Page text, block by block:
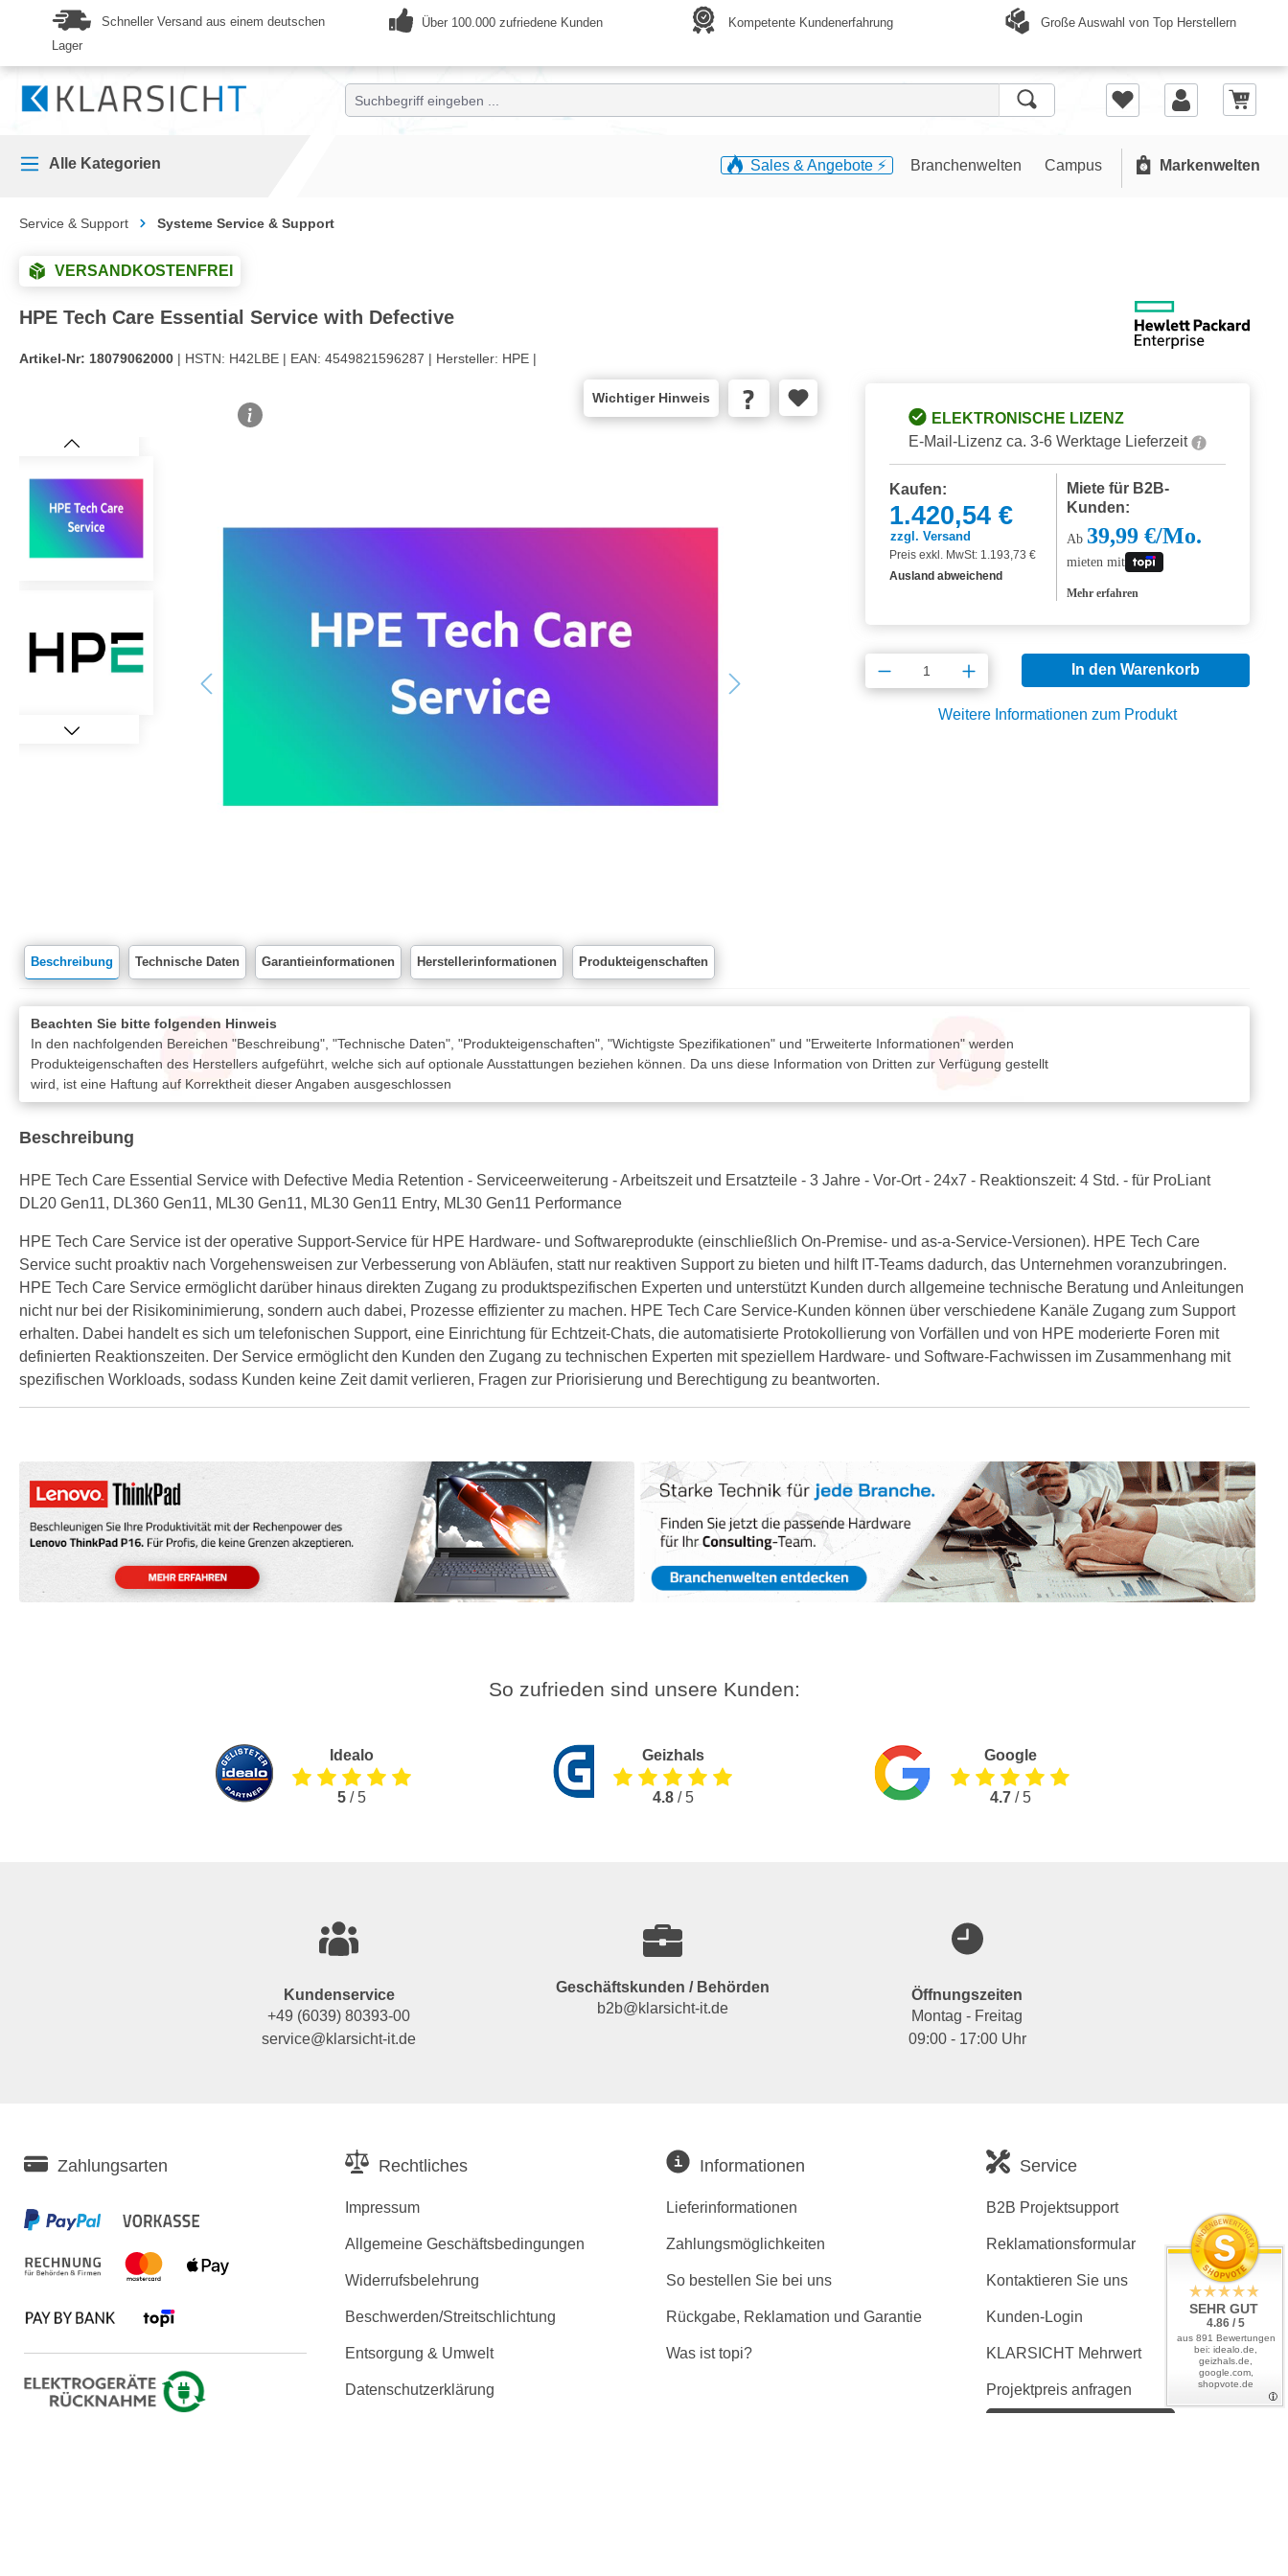
Zur Hauptnavigation springen
Schneller Versand aus einem deutschen
Lager
Über 100.000 zufriedene Kunden Kompetente Kundenerfahrung Große Auswahl von Top Herstellern
Alle Kategorien Sales & Angebote ⚡️ Branchenwelten Campus Markenwelten
Service & Support Systeme Service & Support
VERSANDKOSTENFREI
HPE Tech Care Essential Service with Defective
Artikel-Nr: 18079062000 | HSTN: H42LBE | EAN: 4549821596287 | Hersteller: HPE |
Wichtiger Hinweis
Bildergalerie überspringen
ELEKTRONISCHE LIZENZ
E-Mail-Lizenz ca. 3-6 Werktage Lieferzeit
Kaufen:
1.420,54 €
zzgl. Versand
Preis exkl. MwSt: 1.193,73 €
Ausland abweichend
Miete für B2B-
Kunden:
Ab 39,99 €/Mo.
mieten mit
Mehr erfahren
Produkt Anzahl: Gib den gewünschten
In den Warenkorb
Weitere Informationen zum Produkt
Beschreibung Technische Daten Garantieinformationen Herstellerinformationen Produkteigenschaften
Beachten Sie bitte folgenden Hinweis
In den nachfolgenden Bereichen "Beschreibung", "Technische Daten", "Produkteigenschaften", "Wichtigste Spezifikationen" und "Erweiterte Informationen" werden
Produkteigenschaften des Herstellers aufgeführt, welche sich auf optionale Ausstattungen beziehen können. Da uns diese Information von Dritten zur Verfügung gestellt
wird, ist eine Haftung auf Korrektheit dieser Angaben ausgeschlossen
Beschreibung
HPE Tech Care Essential Service with Defective Media Retention - Serviceerweiterung - Arbeitszeit und Ersatzteile - 3 Jahre - Vor-Ort - 24x7 - Reaktionszeit: 4 Std. - für ProLiant
DL20 Gen11, DL360 Gen11, ML30 Gen11, ML30 Gen11 Entry, ML30 Gen11 Performance
HPE Tech Care Service ist der operative Support-Service für HPE Hardware- und Softwareprodukte (einschließlich On-Premise- und as-a-Service-Versionen). HPE Tech Care
Service sucht proaktiv nach Vorgehensweisen zur Verbesserung von Abläufen, statt nur reaktiven Support zu bieten und hilft IT-Teams dadurch, das Unternehmen voranzubringen.
HPE Tech Care Service ermöglicht darüber hinaus direkten Zugang zu produktspezifischen Experten und unterstützt Kunden durch allgemeine technische Beratung und Anleitungen
nicht nur bei der Risikominimierung, sondern auch dabei, Prozesse effizienter zu machen. HPE Tech Care Service-Kunden können über verschiedene Kanäle Zugang zum Support
erhalten. Dabei handelt es sich um telefonischen Support, eine Einrichtung für Echtzeit-Chats, die automatisierte Protokollierung von Vorfällen und von HPE moderierte Foren mit
definierten Reaktionszeiten. Der Service ermöglicht den Kunden den Zugang zu technischen Experten mit speziellem Hardware- und Software-Fachwissen im Zusammenhang mit
spezifischen Workloads, sodass Kunden keine Zeit damit verlieren, Fragen zur Priorisierung und Berechtigung zu beantworten.
So zufrieden sind unsere Kunden:
Idealo
5/ 5
Geizhals
4.8/ 5
Google
4.7/ 5
Kundenservice
+49 (6039) 80393-00
service@klarsicht-it.de
Geschäftskunden / Behörden
b2b@klarsicht-it.de
Öffnungszeiten
Montag - Freitag
09:00 - 17:00 Uhr
Zahlungsarten Rechtliches
Impressum
Allgemeine Geschäftsbedingungen
Widerrufsbelehrung
Beschwerden/Streitschlichtung
Entsorgung & Umwelt
Datenschutzerklärung
Informationen
Lieferinformationen
Zahlungsmöglichkeiten
So bestellen Sie bei uns
Rückgabe, Reklamation und Garantie
Was ist topi?
Service
B2B Projektsupport
Reklamationsformular
Kontaktieren Sie uns
Kunden-Login
KLARSICHT Mehrwert
Projektpreis anfragen
SEHR GUT
4.86 / 5
aus 891 Bewertungen
bei: idealo.de,
geizhals.de,
google.com,
shopvote.de